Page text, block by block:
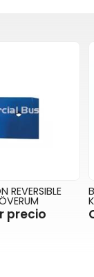
REVERSIBLE
precio